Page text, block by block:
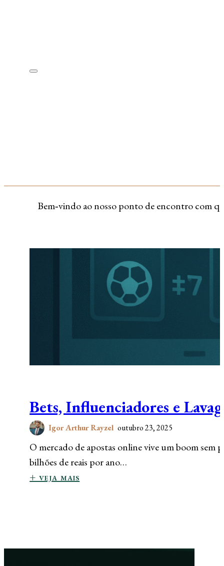
Bem‑vindo ao nosso ponto de encontro com
Bets, Influenciadores e
Igor Arthur Rayzel outubro 23, 2025
O mercado de apostas online vive um boom
bilhões de reais por ano…
+ veja mais